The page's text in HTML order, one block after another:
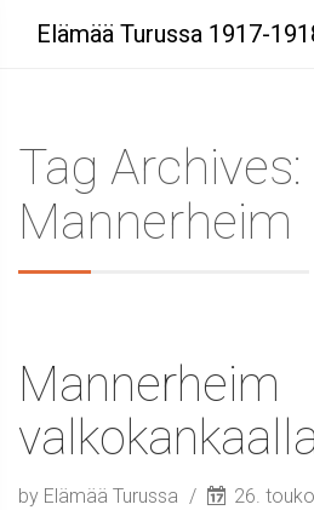
Elämää Turussa 1917-
Tag Archives:
Mannerheim
Mannerheim
by Elämää Turussa
26.